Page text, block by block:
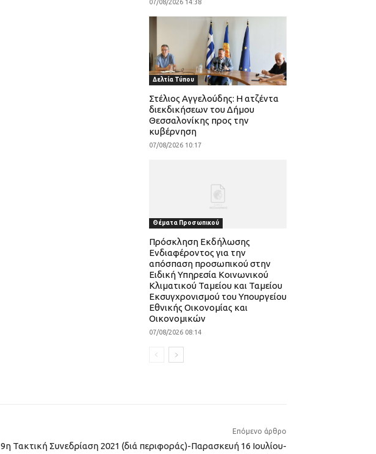
07/08/2026 14:38
Δελτία Τύπου
Στέλιος Αγγελούδης: Η ατζέντα
διεκδικήσεων του Δήμου
Θεσσαλονίκης προς την
κυβέρνηση
07/08/2026 10:17
Θέματα Προσωπικού
Πρόσκληση Εκδήλωσης
Ενδιαφέροντος για την
απόσπαση προσωπικού στην
Ειδική Υπηρεσία Κοινωνικού
Κλιματικού Ταμείου και Ταμείου
Εκσυγχρονισμού του Υπουργείου
Εθνικής Οικονομίας και
Οικονομικών
07/08/2026 08:14
Επόμενο άρθρο
9η Τακτική Συνεδρίαση 2021 (διά περιφοράς)-Παρασκευή 16 Ιουλίου-